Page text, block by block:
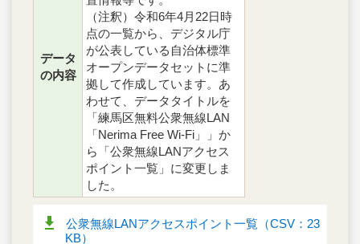
データ
の内容
（注釈）令和6年4月22日時
点の一覧から、デジタル庁
が公表している自治体標準
オープンデータセットに準
拠して作成しています。あ
わせて、データタイトルを
「練馬区無料公衆無線LAN
「Nerima Free Wi-Fi」」か
ら「公衆無線LANアクセス
ポイント一覧」に変更しま
した。
公衆無線LANアクセスポイント一覧（CSV：23
KB）